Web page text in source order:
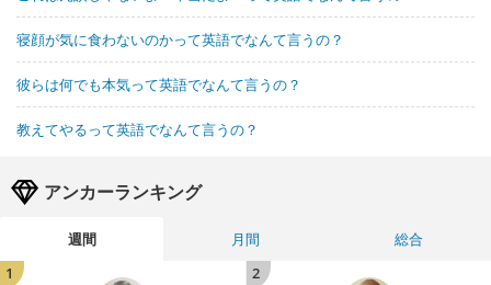
寝顔が気に食わないのかって英語でなんて言うの？
彼らは何でも本気って英語でなんて言うの？
教えてやるって英語でなんて言うの？
アンカーランキング
週間 月間
総合
1
2